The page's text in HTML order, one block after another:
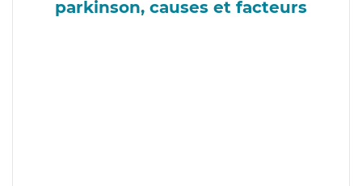
parkinson, causes et facteurs